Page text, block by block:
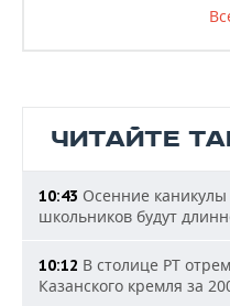
ЧИТАЙТЕ
10:43 Осенние каникулы
школьников будут
10:12 В столице РТ
Казанского кремля за